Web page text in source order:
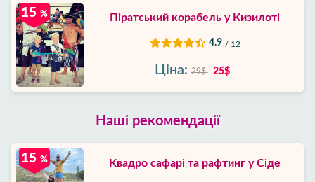
Піратський корабель у Кизилоті
4.9 / 12
15 %
Ціна: 29$ 25$
Наші рекомендації
Квадро сафарі та рафтинг у Сіде
15 %